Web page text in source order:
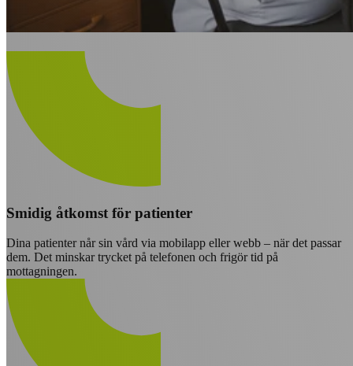
Smidig åtkomst för patienter
Dina patienter når sin vård via mobilapp eller webb – när det passar
dem. Det minskar trycket på telefonen och frigör tid på
mottagningen.